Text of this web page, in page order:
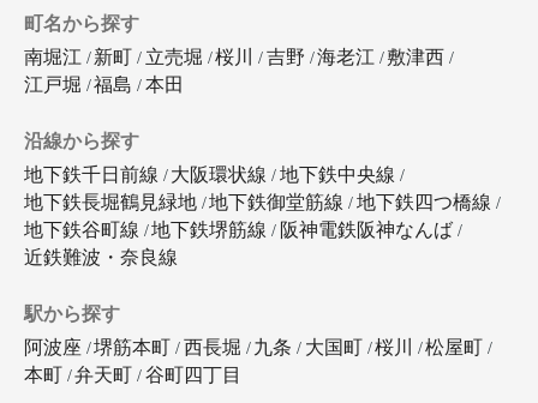
町名から探す
南堀江
新町 立売堀 桜川 吉野 海老江
敷津西
江戸堀
福島 本田
沿線から探す
地下鉄千日前線
大阪環状線 地下鉄中央線
地下鉄長堀鶴見緑地
地下鉄御堂筋線 地下鉄四つ橋線
地下鉄谷町線
地下鉄堺筋線 阪神電鉄阪神なんば
近鉄難波・奈良線
駅から探す
阿波座
堺筋本町 西長堀 九条 大国町 桜川
松屋町
本町
弁天町 谷町四丁目